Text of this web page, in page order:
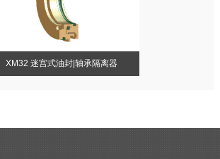
XM32 迷宫式油封|轴承隔离器